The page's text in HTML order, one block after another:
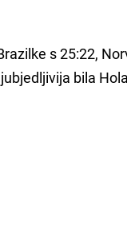
s 25:22,
bila